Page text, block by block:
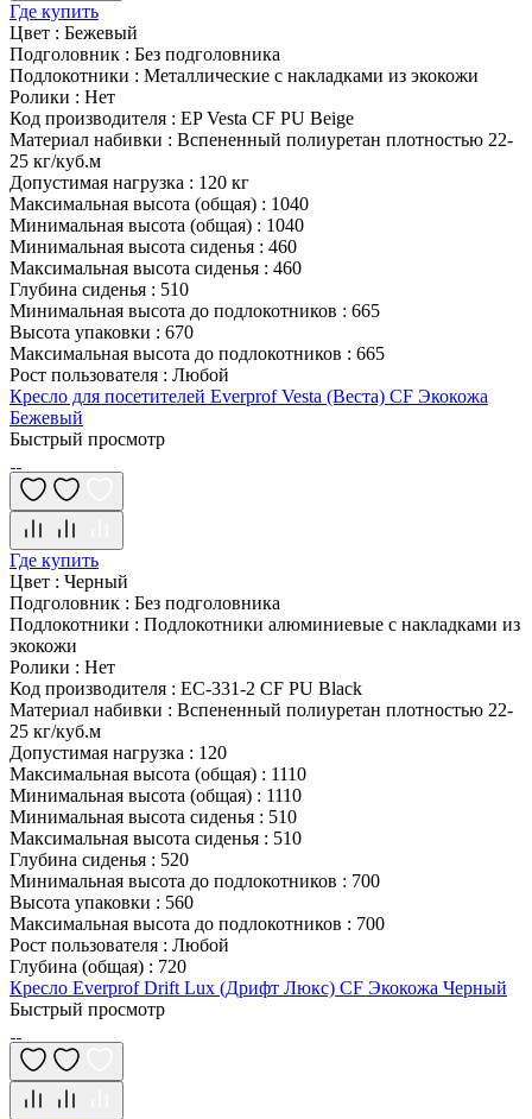
Где купить
Цвет : Бежевый
Подголовник : Без подголовника
Подлокотники : Металлические с накладками из экокожи
Ролики : Нет
Код производителя : EP Vesta CF PU Beige
Материал набивки : Вспененный полиуретан плотностью 22-
25 кг/куб.м
Допустимая нагрузка : 120 кг
Максимальная высота (общая) : 1040
Минимальная высота (общая) : 1040
Минимальная высота сиденья : 460
Максимальная высота сиденья : 460
Глубина сиденья : 510
Минимальная высота до подлокотников : 665
Высота упаковки : 670
Максимальная высота до подлокотников : 665
Рост пользователя : Любой
Кресло для посетителей Everprof Vesta (Веста) CF Экокожа
Бежевый
Быстрый просмотр
Где купить
Цвет : Черный
Подголовник : Без подголовника
Подлокотники : Подлокотники алюминиевые с накладками из
экокожи
Ролики : Нет
Код производителя : EC-331-2 CF PU Black
Материал набивки : Вспененный полиуретан плотностью 22-
25 кг/куб.м
Допустимая нагрузка : 120
Максимальная высота (общая) : 1110
Минимальная высота (общая) : 1110
Минимальная высота сиденья : 510
Максимальная высота сиденья : 510
Глубина сиденья : 520
Минимальная высота до подлокотников : 700
Высота упаковки : 560
Максимальная высота до подлокотников : 700
Рост пользователя : Любой
Глубина (общая) : 720
Кресло Everprof Drift Lux (Дрифт Люкс) CF Экокожа Черный
Быстрый просмотр